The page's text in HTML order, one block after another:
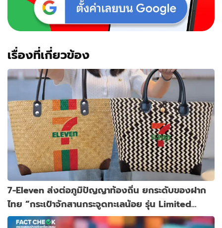
เรื่องที่เกี่ยวข้อง
7-Eleven ส่งต่อภูมิปัญญาท้องถิ่น ยกระดับของฝาก
ไทย “กระเป๋าจักสานกระจูดทะเลน้อย รุ่น Limited
Edition"